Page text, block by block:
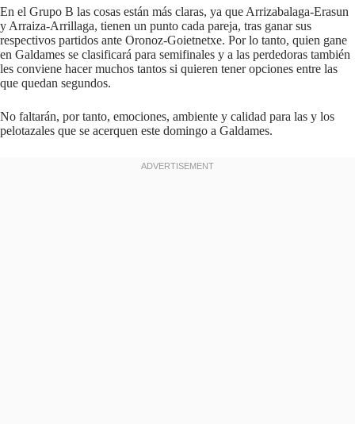
En el Grupo B las cosas están más claras, ya que Arrizabalaga-Erasun
y Arraiza-Arrillaga, tienen un punto cada pareja, tras ganar sus
respectivos partidos ante Oronoz-Goietnetxe. Por lo tanto, quien gane
en Galdames se clasificará para semifinales y a las perdedoras también
les conviene hacer muchos tantos si quieren tener opciones entre las
que quedan segundos.
No faltarán, por tanto, emociones, ambiente y calidad para las y los
pelotazales que se acerquen este domingo a Galdames.